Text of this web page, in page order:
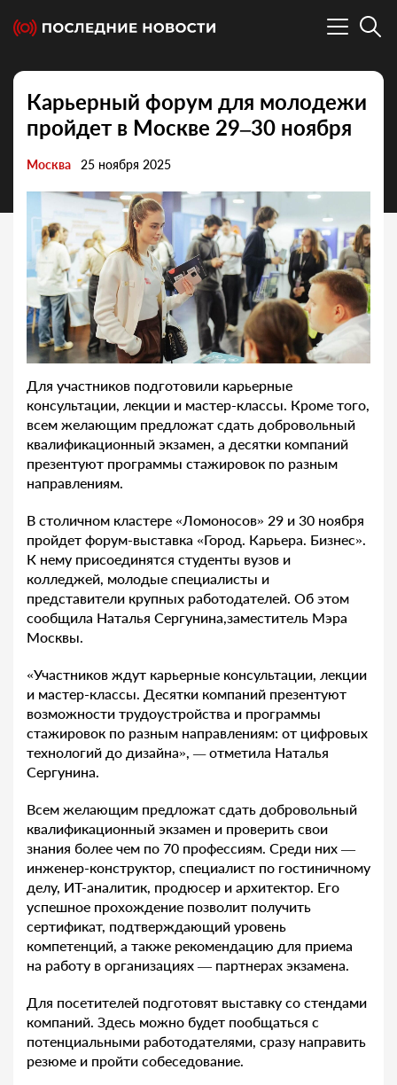
Карьерный форум для молодежи
пройдет в Москве 29–30 ноября
Москва 25 ноября 2025
Для участников подготовили карьерные
консультации, лекции и мастер-классы. Кроме того,
всем желающим предложат сдать добровольный
квалификационный экзамен, а десятки компаний
презентуют программы стажировок по разным
направлениям.
В столичном кластере «Ломоносов» 29 и 30 ноября
пройдет форум-выставка «Город. Карьера. Бизнес».
К нему присоединятся студенты вузов и
колледжей, молодые специалисты и
представители крупных работодателей. Об этом
сообщила Наталья Сергунина,заместитель Мэра
Москвы.
«Участников ждут карьерные консультации, лекции
и мастер-классы. Десятки компаний презентуют
возможности трудоустройства и программы
стажировок по разным направлениям: от цифровых
технологий до дизайна», —отметила Наталья
Сергунина.
Всем желающим предложат сдать добровольный
квалификационный экзамен и проверить свои
знания более чем по 70 профессиям. Среди них —
инженер-конструктор, специалист по гостиничному
делу, ИТ-аналитик, продюсер и архитектор. Его
успешное прохождение позволит получить
сертификат, подтверждающий уровень
компетенций, а также рекомендацию для приема
на работу в организациях — партнерах экзамена.
Для посетителей подготовят выставку со стендами
компаний. Здесь можно будет пообщаться с
потенциальными работодателями, сразу направить
резюме и пройти собеседование.